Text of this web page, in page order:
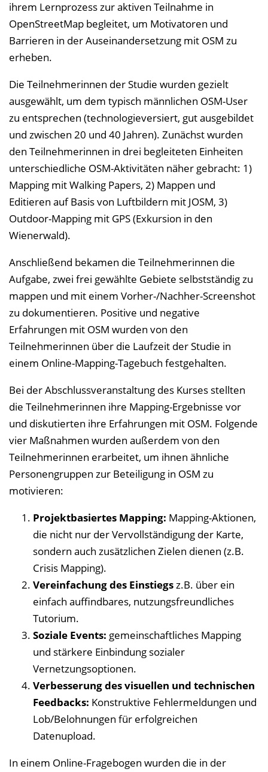
ihrem Lernprozess zur aktiven Teilnahme in
OpenStreetMap begleitet, um Motivatoren und
Barrieren in der Auseinandersetzung mit OSM zu
erheben.
Die Teilnehmerinnen der Studie wurden gezielt
ausgewählt, um dem typisch männlichen OSM-User
zu entsprechen (technologieversiert, gut ausgebildet
und zwischen 20 und 40 Jahren). Zunächst wurden
den Teilnehmerinnen in drei begleiteten Einheiten
unterschiedliche OSM-Aktivitäten näher gebracht: 1)
Mapping mit Walking Papers, 2) Mappen und
Editieren auf Basis von Luftbildern mit JOSM, 3)
Outdoor-Mapping mit GPS (Exkursion in den
Wienerwald).
Anschließend bekamen die Teilnehmerinnen die
Aufgabe, zwei frei gewählte Gebiete selbstständig zu
mappen und mit einem Vorher-/Nachher-Screenshot
zu dokumentieren. Positive und negative
Erfahrungen mit OSM wurden von den
Teilnehmerinnen über die Laufzeit der Studie in
einem Online-Mapping-Tagebuch festgehalten.
Bei der Abschlussveranstaltung des Kurses stellten
die Teilnehmerinnen ihre Mapping-Ergebnisse vor
und diskutierten ihre Erfahrungen mit OSM. Folgende
vier Maßnahmen wurden außerdem von den
Teilnehmerinnen erarbeitet, um ihnen ähnliche
Personengruppen zur Beteiligung in OSM zu
motivieren:
Projektbasiertes Mapping: Mapping-Aktionen,
die nicht nur der Vervollständigung der Karte,
sondern auch zusätzlichen Zielen dienen (z.B.
Crisis Mapping).
Vereinfachung des Einstiegsz.B. über ein
einfach auffindbares, nutzungsfreundliches
Tutorium.
Soziale Events: gemeinschaftliches Mapping
und stärkere Einbindung sozialer
Vernetzungsoptionen.
Verbesserung des visuellen und technischen
Feedbacks: Konstruktive Fehlermeldungen und
Lob/Belohnungen für erfolgreichen
Datenupload.
In einem Online-Fragebogen wurden die in der